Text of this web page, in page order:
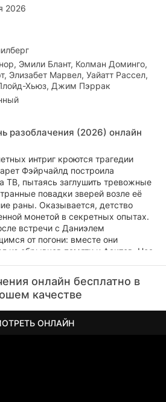
2026
Эмили Блант, Колман Доминго,
Элизабет Марвел, Уайатт Рассел,
Хьюз, Джим Пэррак
разоблачения (2026) онлайн
интриг кроются трагедии
Фэйрчайлд построила
ТВ, пытаясь заглушить тревожные
повадки зверей возле её
раны. Оказывается, детство
монетой в секретных опытах.
встречи с Даниэлем
от погони: вместе они
из обрывков памяти и фактов. Ноа
в заложниках, перед Даниэлем
судьба мира или жизнь
разоблачения
пика — над убежищем зависают
онлайн бесплатно в
качестве
ОНЛАЙН